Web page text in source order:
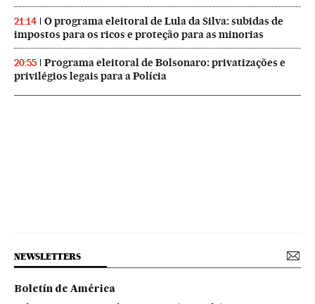
21:14
O programa eleitoral de Lula da Silva: subidas de
impostos para os ricos e proteção para as minorias
20:55
Programa eleitoral de Bolsonaro: privatizações e
privilégios legais para a Polícia
NEWSLETTERS
Boletín de América